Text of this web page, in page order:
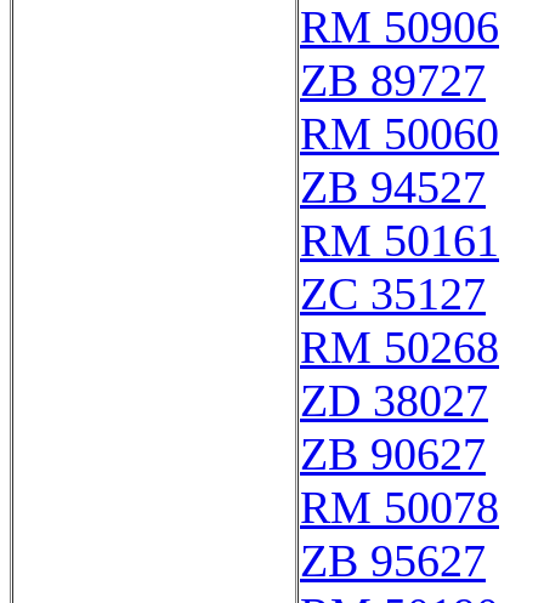
RM 50906
ZB 89727
RM 50060
ZB 94527
RM 50161
ZC 35127
RM 50268
ZD 38027
ZB 90627
RM 50078
ZB 95627